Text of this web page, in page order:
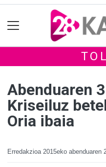
Abenduaren
Kriseiluz
Oria ibaia
Erredakzioa 2015eko abenduaren